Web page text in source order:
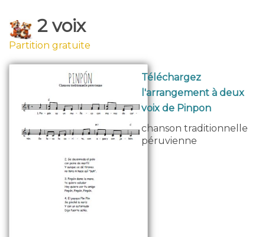
2 voix
Partition gratuite
Téléchargez
l'arrangement à deux
voix de Pinpon
chanson traditionnelle
péruvienne